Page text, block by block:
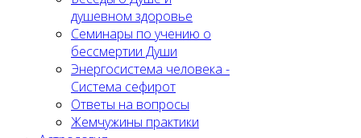
душевном здоровье
Семинары по учению о
бессмертии Души
Энергосистема человека -
Система сефирот
Ответы на вопросы
Жемчужины практики